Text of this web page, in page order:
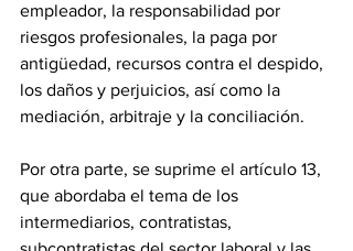
empleador, la responsabilidad por
riesgos profesionales, la paga por
antigüedad, recursos contra el despido,
los daños y perjuicios, así como la
mediación, arbitraje y la conciliación.
‎Por otra parte, se suprime el artículo 13,
que abordaba el tema de los
intermediarios, contratistas,